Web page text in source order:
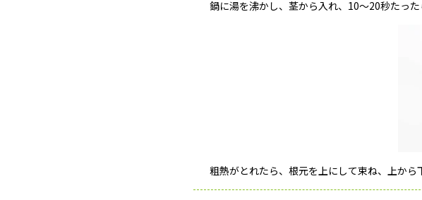
鍋に湯を沸かし、茎から入れ、10〜20秒たっ
粗熱がとれたら、根元を上にして束ね、上から